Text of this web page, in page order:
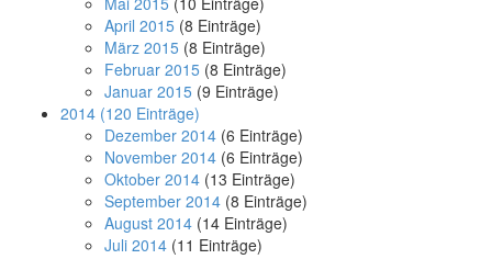
April 2015 (8 Einträge)
März 2015 (8 Einträge)
Februar 2015 (8 Einträge)
Januar 2015 (9 Einträge)
2014 (120 Einträge)
Dezember 2014 (6 Einträge)
November 2014 (6 Einträge)
Oktober 2014 (13 Einträge)
September 2014 (8 Einträge)
August 2014 (14 Einträge)
Juli 2014 (11 Einträge)